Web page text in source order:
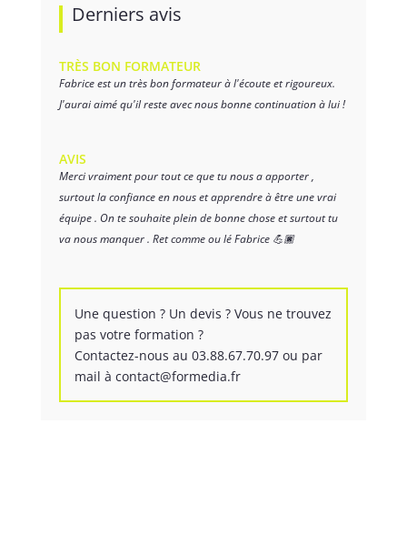
Derniers avis
TRÈS BON FORMATEUR
Fabrice est un très bon formateur à l'écoute et rigoureux.
J'aurai aimé qu'il reste avec nous bonne continuation à lui !
AVIS
Merci vraiment pour tout ce que tu nous a apporter ,
surtout la confiance en nous et apprendre à être une vrai
équipe . On te souhaite plein de bonne chose et surtout tu
va nous manquer . Ret comme ou lé Fabrice 💪🏿
Une question ? Un devis ? Vous ne trouvez
pas votre formation ?
Contactez-nous au 03.88.67.70.97 ou par
mail à contact@formedia.fr